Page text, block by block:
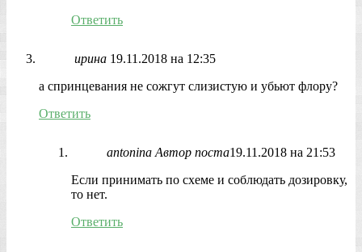
Ответить
ирина 19.11.2018 на 12:35
а спринцевания не сожгут слизистую и убьют флору?
Ответить
antonina Автор поста19.11.2018 на 21:53
Если принимать по схеме и соблюдать дозировку,
то нет.
Ответить